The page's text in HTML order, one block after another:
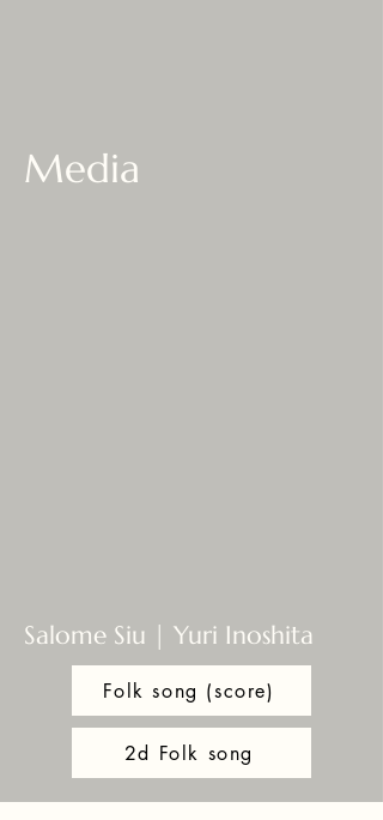
Media
Salome Siu | Yuri Inoshita
Folk song (score)
2d Folk song